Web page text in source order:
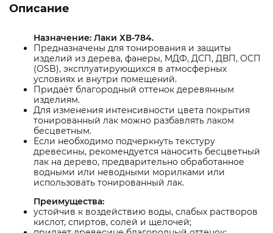
Описание
Назначение: Лаки ХВ-784.
Предназначены для тонирования и защиты
изделий из дерева, фанеры, МДФ, ДСП, ДВП, ОСП
(OSB), эксплуатирующихся в атмосферных
условиях и внутри помещений.
Придаёт благородный оттенок деревянным
изделиям.
Для изменения интенсивности цвета покрытия
тонированный лак можно разбавлять лаком
бесцветным.
Если необходимо подчеркнуть текстуру
древесины, рекомендуется наносить бесцветный
лак на дерево, предварительно обработанное
водными или неводными морилками или
использовать тонированный лак.
Преимущества:
устойчив к воздействию воды, слабых растворов
кислот, спиртов, солей и щелочей;